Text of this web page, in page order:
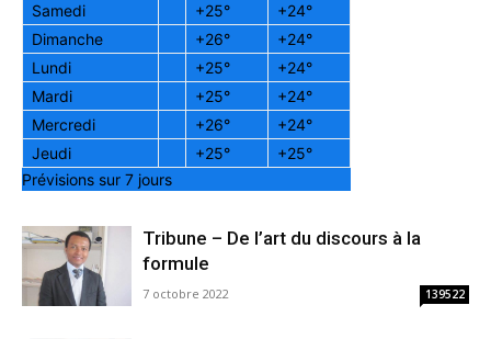
Samedi
+25° +24°
Dimanche
+26° +24°
Lundi
+25° +24°
Mardi
+25° +24°
Mercredi
+26° +24°
Jeudi
+25° +25°
Prévisions sur 7 jours
Tribune – De l’art du discours à la
formule
7 octobre 2022 139522